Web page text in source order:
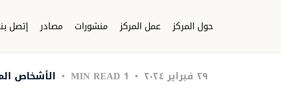
حول المركز عمل المركز منشورات مصادر إتصل
٢٩ فبراير ٢٠٢٤ الأشخاص